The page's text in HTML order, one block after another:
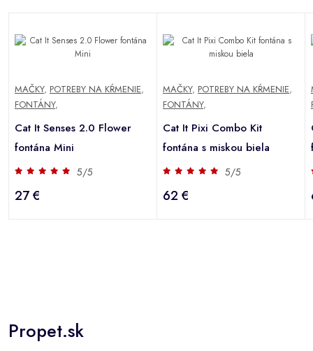
MAČKY, POTREBY NA KŔMENIE,
FONTÁNY,
Cat It Senses 2.0 Flower
fontána Mini
5/5
27 €
MAČKY, POTREBY NA KŔMENIE,
FONTÁNY,
Cat It Pixi Combo Kit
fontána s miskou biela
5/5
62 €
Propet.sk